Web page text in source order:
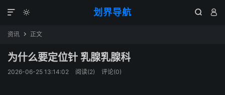
划界导航
  

资讯  正文
为什么要定位针 乳腺乳腺科
2026-06-25 13:14:02 阅读(2) 评论(0)